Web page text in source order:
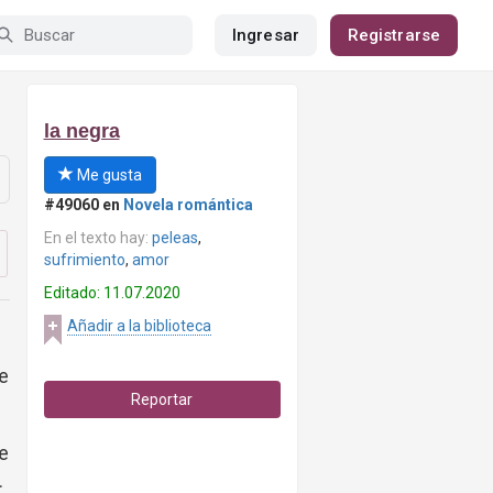
Ingresar Registrarse
la negra
Me gusta
#49060 en Novela romántica
En el texto hay: peleas,
sufrimiento, amor
Editado: 11.07.2020
Añadir a la biblioteca
Reportar